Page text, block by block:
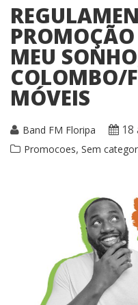
MEU
COLOMBO/
MÓVEIS
Band FM Floripa 18
Promocoes, Sem